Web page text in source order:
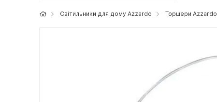
Світильники для дому Azzardo Торшери Azzardo